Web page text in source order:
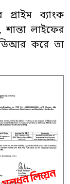
ব্যাংক
লাইফের
করে তা